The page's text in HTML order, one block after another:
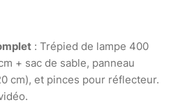
: Trépied de lampe 400
+ sac de sable, panneau
cm), et pinces pour réflecteur.